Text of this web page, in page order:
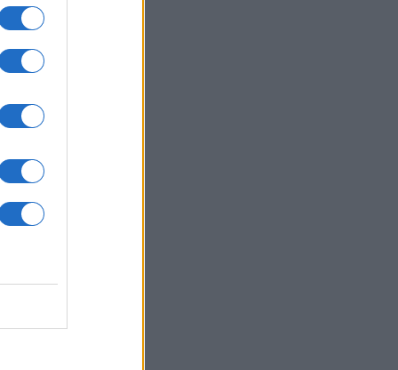
07/08/26 - 15:04
Φύλακας δικαστηρίου
την είσοδο σε
τον πέρασε για...
08/26 - 14:53
απέτρεψε επίθεση με
drone κοντά σε ουκρανικά
ναρκωτικών και